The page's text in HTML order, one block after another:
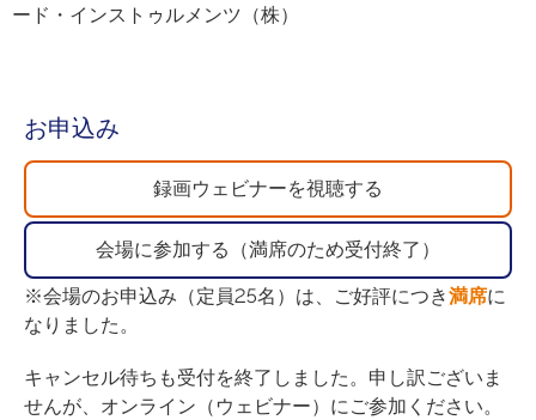
ード・インストゥルメンツ（株）
お申込み
録画ウェビナーを視聴する
会場に参加する（満席のため受付終了）
※会場のお申込み（定員25名）は、ご好評につき満席に
なりました。
キャンセル待ちも受付を終了しました。申し訳ございま
せんが、オンライン（ウェビナー）にご参加ください。